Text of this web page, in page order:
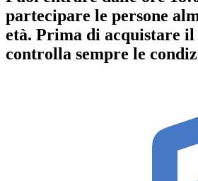
partecipare le persone
età. Prima di acquistare
controlla sempre le